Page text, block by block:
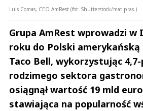
Luis Comas, CEO AmRest (fot. Shutterstock/mat.pras.)
Grupa AmRest wprowadzi w
roku do Polski
Taco Bell, wykorzystując
rodzimego sektora
osiągnął wartość 19 mld
stawiająca na popularność